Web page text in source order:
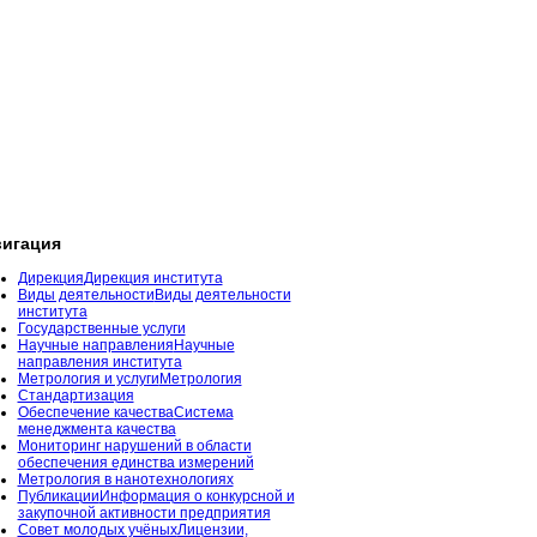
ДирекцияДирекция института
Виды деятельности Виды деятельности
института
Государственные услуги
Научные направления Научные
направления института
Метрология и услуги Метрология
Стандартизация
Обеспечение качестваСистема
менеджмента качества
Мониторинг нарушений в области
обеспечения единства измерений
Метрология в нанотехнологиях
Публикации Информация о конкурсной и
закупочной активности предприятия
Совет молодых учёныхЛицензии,